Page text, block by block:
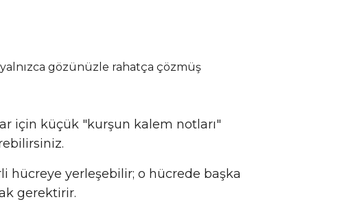
gözünüzle rahatça çözmüş
için küçük "kurşun kalem notları"
hücreye yerleşebilir; o hücrede başka
gerektirir.